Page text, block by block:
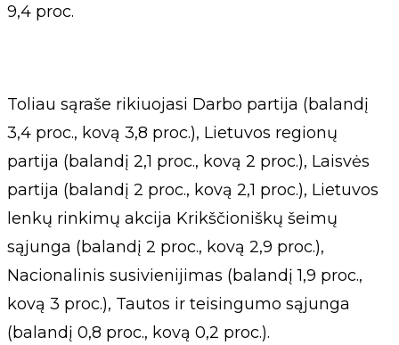
9,4 proc.
Toliau sąraše rikiuojasi Darbo partija (balandį
3,4 proc., kovą 3,8 proc.), Lietuvos regionų
partija (balandį 2,1 proc., kovą 2 proc.), Laisvės
partija (balandį 2 proc., kovą 2,1 proc.), Lietuvos
lenkų rinkimų akcija Krikščioniškų šeimų
sąjunga (balandį 2 proc., kovą 2,9 proc.),
Nacionalinis susivienijimas (balandį 1,9 proc.,
kovą 3 proc.), Tautos ir teisingumo sąjunga
(balandį 0,8 proc., kovą 0,2 proc.).